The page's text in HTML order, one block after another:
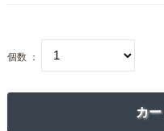
個数 ：